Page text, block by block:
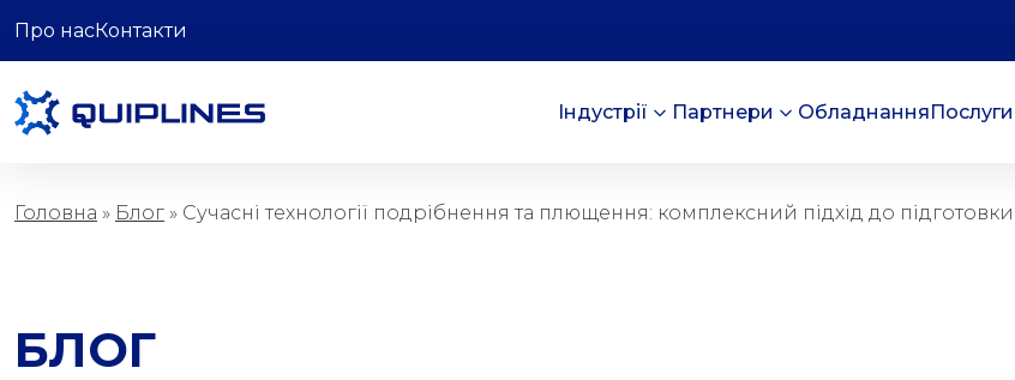
Про насКонтакти
Індустрії Партнери ОбладнанняПослуги
Головна » Блог » Сучасні технології подрібнення та плющення: комплексний підхід до
БЛОГ